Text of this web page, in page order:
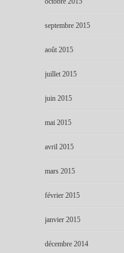
septembre 2015
août 2015
juillet 2015
juin 2015
mai 2015
avril 2015
mars 2015
février 2015
janvier 2015
décembre 2014